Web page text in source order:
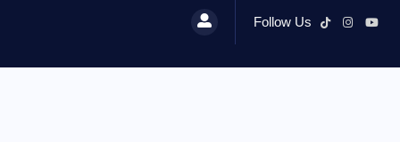
Follow Us